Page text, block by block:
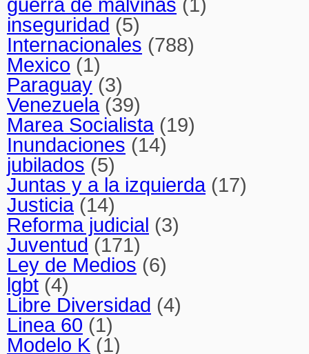
inseguridad (5)
Internacionales (788)
Mexico (1)
Paraguay (3)
Venezuela(39)
Marea Socialista(19)
Inundaciones (14)
jubilados (5)
Juntas y a la izquierda(17)
Justicia(14)
Reforma judicial (3)
Juventud (171)
Ley de Medios (6)
lgbt (4)
Libre Diversidad (4)
Linea 60 (1)
Modelo K (1)